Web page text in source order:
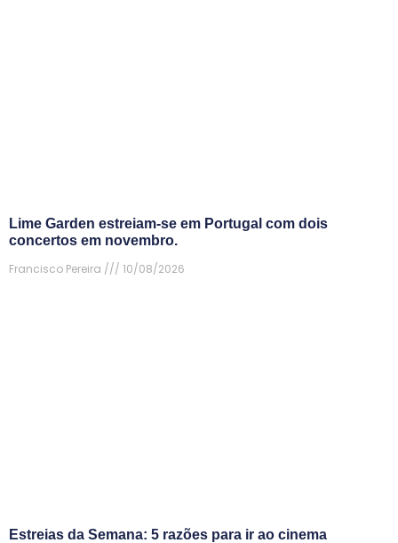
Lime Garden estreiam-se em Portugal com dois
concertos em novembro.
Francisco Pereira
10/08/2026
Estreias da Semana: 5 razões para ir ao cinema